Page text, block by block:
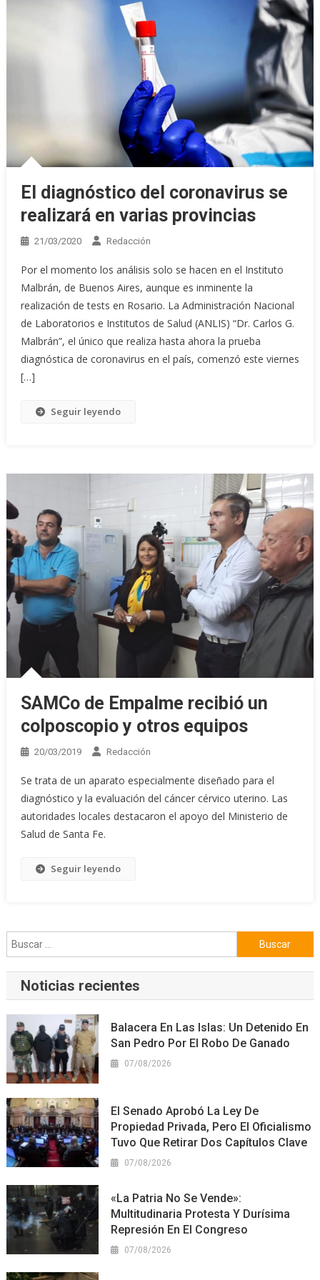
El diagnóstico del coronavirus se
realizará en varias provincias
21/03/2020 Redacción
Por el momento los análisis solo se hacen en el Instituto
Malbrán, de Buenos Aires, aunque es inminente la
realización de tests en Rosario. La Administración Nacional
de Laboratorios e Institutos de Salud (ANLIS) “Dr. Carlos G.
Malbrán”, el único que realiza hasta ahora la prueba
diagnóstica de coronavirus en el país, comenzó este viernes
[…]
Seguir leyendo
SAMCo de Empalme recibió un
colposcopio y otros equipos
20/03/2019 Redacción
Se trata de un aparato especialmente diseñado para el
diagnóstico y la evaluación del cáncer cérvico uterino. Las
autoridades locales destacaron el apoyo del Ministerio de
Salud de Santa Fe.
Seguir leyendo
Buscar:
Noticias recientes
Balacera En Las Islas: Un Detenido En
San Pedro Por El Robo De Ganado
07/08/2026
El Senado Aprobó La Ley De
Propiedad Privada, Pero El Oficialismo
Tuvo Que Retirar Dos Capítulos Clave
07/08/2026
«La Patria No Se Vende»:
Multitudinaria Protesta Y Durísima
Represión En El Congreso
07/08/2026